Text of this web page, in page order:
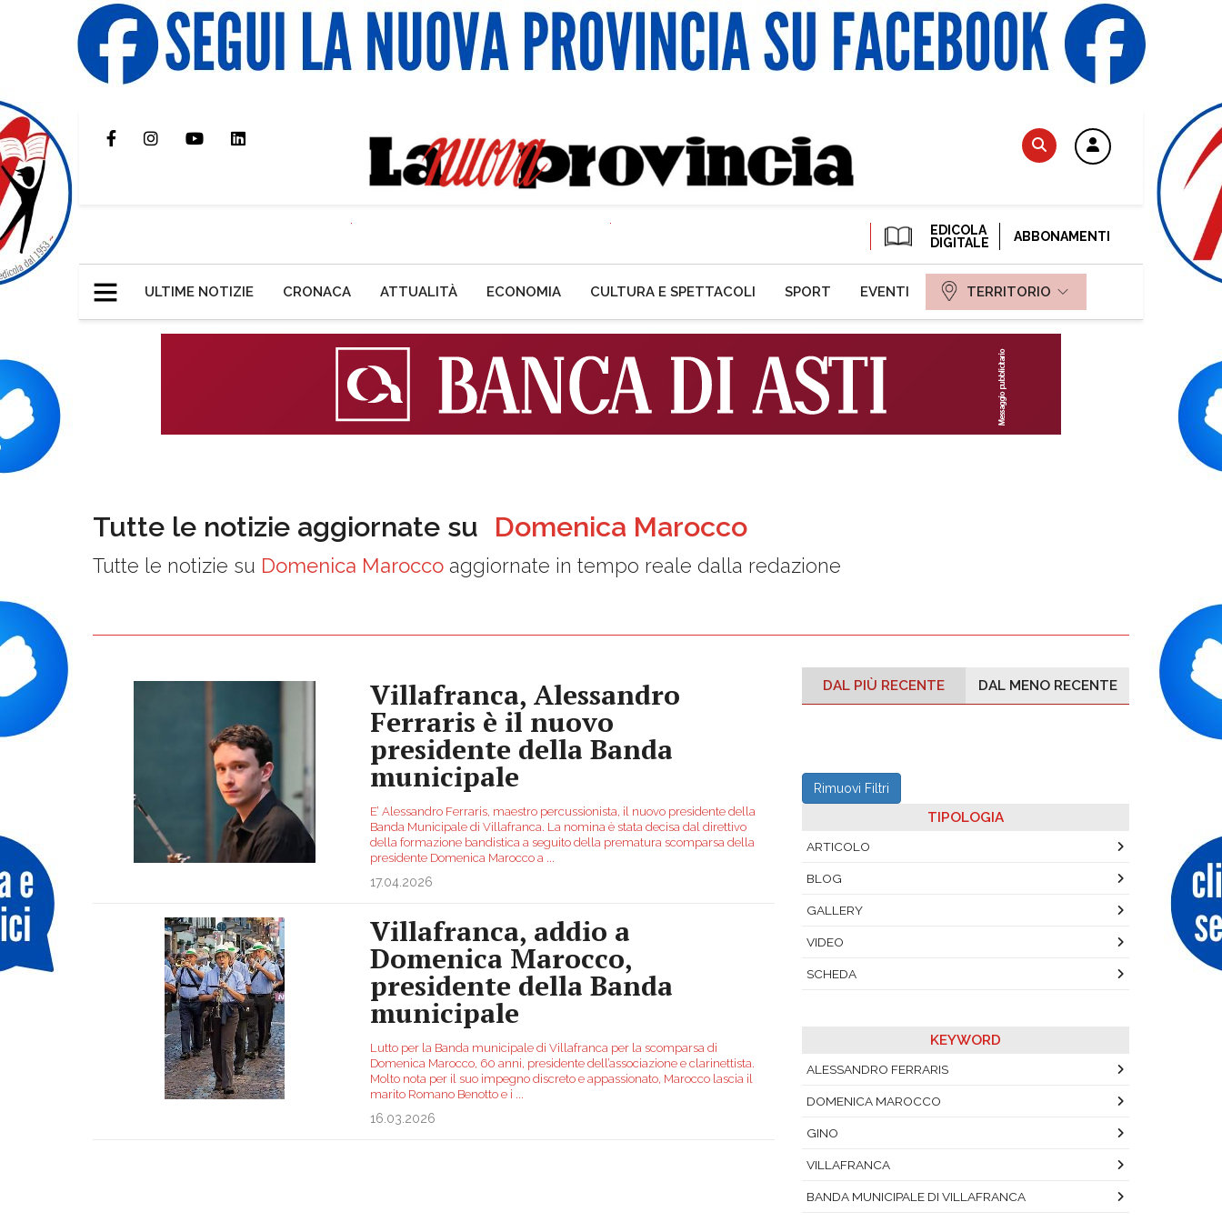
EDICOLA
DIGITALE
ABBONAMENTI
ULTIME NOTIZIE CRONACA ATTUALITÀ ECONOMIA CULTURA E SPETTACOLI SPORT EVENTI TERRITORIO
Tutte le notizie aggiornate su Domenica Marocco
Tutte le notizie su Domenica Marocco aggiornate in tempo reale dalla redazione
Villafranca, Alessandro
Ferraris è il nuovo
presidente della Banda
municipale
E’ Alessandro Ferraris, maestro percussionista, il nuovo presidente della
Banda Municipale di Villafranca. La nomina è stata decisa dal direttivo
della formazione bandistica a seguito della prematura scomparsa della
presidente Domenica Marocco a
17.04.2026
Villafranca, addio a
Domenica Marocco,
presidente della Banda
municipale
Lutto per la Banda municipale di Villafranca per la scomparsa di
Domenica Marocco, 60 anni, presidente dell’associazione e clarinettista.
Molto nota per il suo impegno discreto e appassionato, Marocco lascia il
marito Romano Benotto e i
16.03.2026
DAL PIÙ RECENTE DAL MENO RECENTE
Rimuovi Filtri
TIPOLOGIA
ARTICOLO
BLOG
GALLERY
VIDEO
SCHEDA
KEYWORD
ALESSANDRO FERRARIS
DOMENICA MAROCCO
GINO
VILLAFRANCA
BANDA MUNICIPALE DI VILLAFRANCA